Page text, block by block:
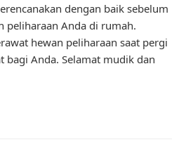
dengan baik sebelum
peliharaan Anda di rumah.
hewan peliharaan saat pergi
bagi Anda. Selamat mudik dan